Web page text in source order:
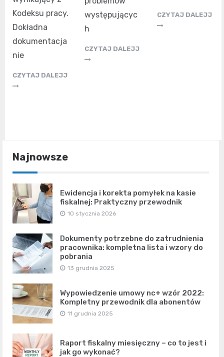
Kodeksu pracy.
Dokładna
dokumentacja
nie
CZYTAJ DALEJJ
występującyc
h
CZYTAJ DALEJJ
CZYTAJ DALEJJ
Najnowsze
Ewidencja i korekta pomyłek na kasie
fiskalnej: Praktyczny przewodnik
10 stycznia 2026
Dokumenty potrzebne do zatrudnienia
pracownika: kompletna lista i wzory do
pobrania
13 grudnia 2025
Wypowiedzenie umowy nc+ wzór 2022:
Kompletny przewodnik dla abonentów
11 grudnia 2025
Raport fiskalny miesięczny – co to jest i
jak go wykonać?